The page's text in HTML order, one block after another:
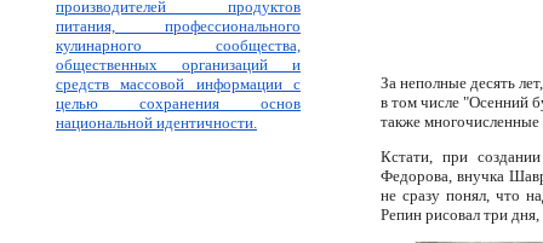
производителей продуктов
питания, профессионального
кулинарного сообщества,
общественных организаций и
средств массовой информации с
целью сохранения основ
национальной идентичности.
За неполные десять
в том числе "Осенний
также
Кстати, при
Федорова, внучка
не сразу понял, что
Репин рисовал три